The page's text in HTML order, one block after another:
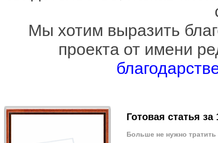
Мы хотим выразить
проекта от имени
Готовая статья
Больше не нужно